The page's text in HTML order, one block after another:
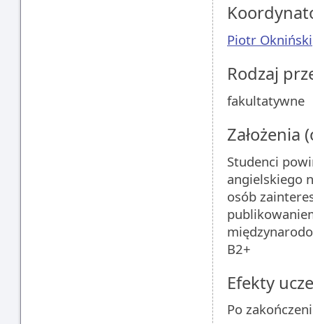
Piotr Okniński
Rodzaj
fakultatywne
Założenia
Studenci
angielskiego
osób
B2+
Efekty
Po